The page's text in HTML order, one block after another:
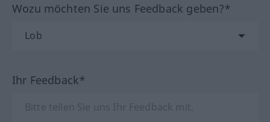
Wozu möchten Sie uns Feedback geben?*
Ihr Feedback*